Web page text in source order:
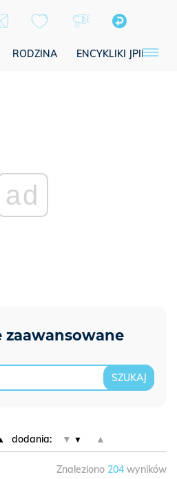
RODZINA ENCYKLIKI JPII
ad
dodania: ▼ ▲
Znaleziono 204 wyników